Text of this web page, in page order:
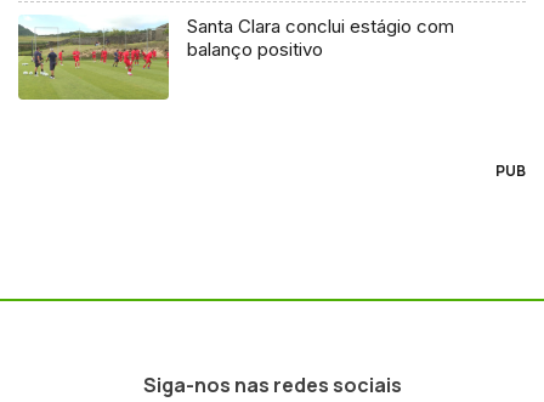
Santa Clara conclui estágio com
balanço positivo
PUB
Siga-nos nas redes sociais